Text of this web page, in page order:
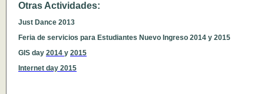
Otras Actividades:
Just Dance 2013
Feria de servicios para Estudiantes Nuevo Ingreso 2014 y 2015
GIS day 2014 y 2015
Internet day 2015